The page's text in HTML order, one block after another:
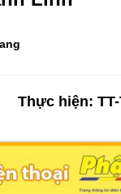
Thực hiện: